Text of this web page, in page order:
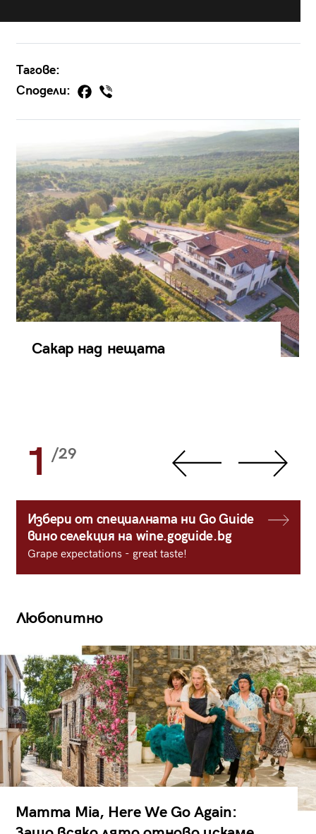
Тагове:
Сподели:
Сакар над нещата
1 /29
Избери от специалната ни Go Guide
вино селекция на wine.goguide.bg
Grape expectations - great taste!
Любопитно
Mamma Mia, Here We Go Again: